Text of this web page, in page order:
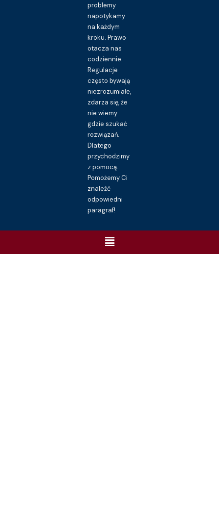
problemy
napotykamy
na każdym
kroku. Prawo
otacza nas
codziennie.
Regulacje
często bywają
niezrozumiałe,
zdarza się, że
nie wiemy
gdzie szukać
rozwiązań.
Dlatego
przychodzimy
z pomocą.
Pomożemy Ci
znaleźć
odpowiedni
paragraf!
Menu